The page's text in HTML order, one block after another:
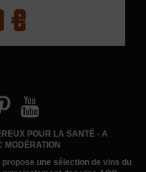
€
POUR LA SANTÉ - A
MODÉRATION
propose une sélection de vins du